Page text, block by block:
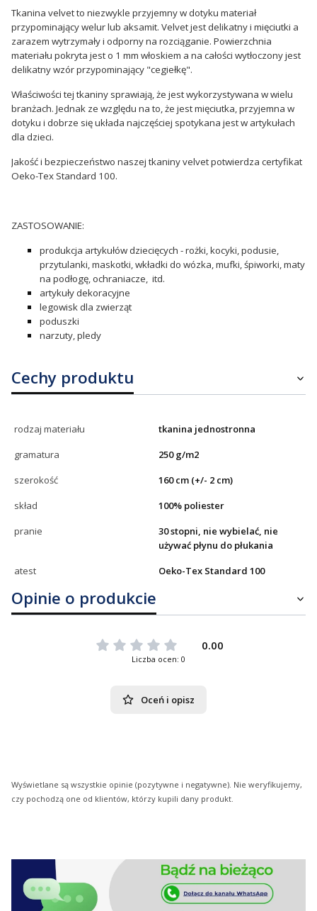
Tkanina velvet to niezwykle przyjemny w dotyku materiał
przypominający welur lub aksamit. Velvet jest delikatny i mięciutki a
zarazem wytrzymały i odporny na rozciąganie. Powierzchnia
materiału pokryta jest o 1 mm włoskiem a na całości wytłoczony jest
delikatny wzór przypominający "cegiełkę".
Właściwości tej tkaniny sprawiają, że jest wykorzystywana w wielu
branżach. Jednak ze względu na to, że jest mięciutka, przyjemna w
dotyku i dobrze się układa najczęściej spotykana jest w artykułach
dla dzieci.
Jakość i bezpieczeństwo naszej tkaniny velvet potwierdza certyfikat
Oeko-Tex Standard 100.
ZASTOSOWANIE:
produkcja artykułów dziecięcych - rożki, kocyki, podusie,
przytulanki, maskotki, wkładki do wózka, mufki, śpiworki, maty
na podłogę, ochraniacze, itd.
artykuły dekoracyjne
legowisk dla zwierząt
poduszki
narzuty, pledy
Cechy produktu
rodzaj materiału
tkanina jednostronna
gramatura
250 g/m2
szerokość
160 cm (+/- 2 cm)
skład
100% poliester
pranie
30 stopni, nie wybielać, nie
używać płynu do płukania
atest
Oeko-Tex Standard 100
Opinie o produkcie
0.00
Liczba ocen: 0
Oceń i opisz
Wyświetlane są wszystkie opinie (pozytywne i negatywne). Nie weryfikujemy,
czy pochodzą one od klientów, którzy kupili dany produkt.